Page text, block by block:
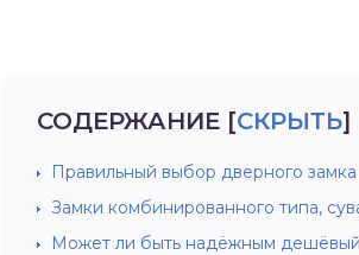
СОДЕРЖАНИЕ [СКРЫТЬ]
Правильный выбор дверного замка
Замки комбинированного типа,
Может ли быть надёжным